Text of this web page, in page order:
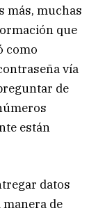
más, muchas
que
como
vía
de
están
datos
de